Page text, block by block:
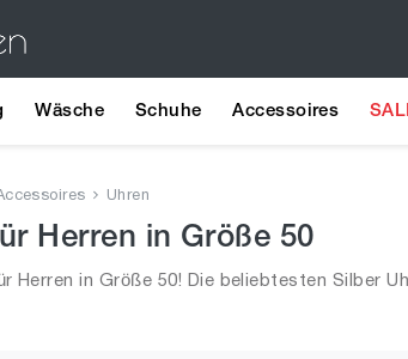
Wäsche Schuhe Accessoires
Uhren
Herren in Größe 50
Herren in Größe 50! Die beliebtesten Silber